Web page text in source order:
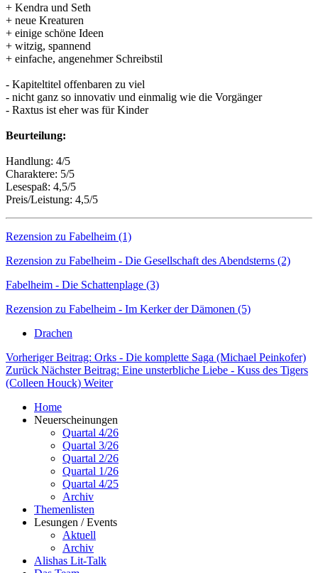
+ Kendra und Seth
+ neue Kreaturen
+ einige schöne Ideen
+ witzig, spannend
+ einfache, angenehmer Schreibstil
- Kapiteltitel offenbaren zu viel
- nicht ganz so innovativ und einmalig wie die Vorgänger
- Raxtus ist eher was für Kinder
Beurteilung:
Handlung: 4/5
Charaktere: 5/5
Lesespaß: 4,5/5
Preis/Leistung: 4,5/5
Rezension zu Fabelheim (1)
Rezension zu Fabelheim - Die Gesellschaft des Abendsterns (2)
Fabelheim - Die Schattenplage (3)
Rezension zu Fabelheim - Im Kerker der Dämonen (5)
Drachen
Vorheriger Beitrag: Orks - Die komplette Saga (Michael Peinkofer)
Zurück Nächster Beitrag: Eine unsterbliche Liebe - Kuss des Tigers
(Colleen Houck) Weiter
Home
Neuerscheinungen
Quartal 4/26
Quartal 3/26
Quartal 2/26
Quartal 1/26
Quartal 4/25
Archiv
Themenlisten
Lesungen / Events
Aktuell
Archiv
Alishas Lit-Talk